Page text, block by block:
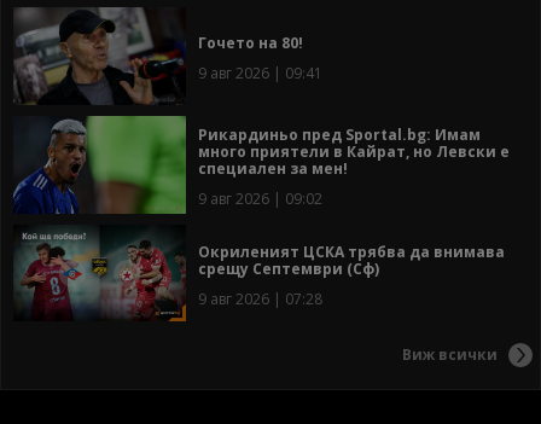
Гочето на 80!
9 авг 2026 | 09:41
Рикардиньо пред Sportal.bg: Имам
много приятели в Кайрат, но Левски е
специален за мен!
9 авг 2026 | 09:02
Окриленият ЦСКА трябва да внимава
срещу Септември (Сф)
9 авг 2026 | 07:28
Виж всички